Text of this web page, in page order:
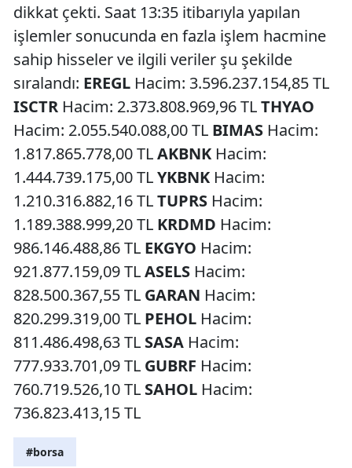
dikkat çekti. Saat 13:35 itibarıyla yapılan
işlemler sonucunda en fazla işlem hacmine
sahip hisseler ve ilgili veriler şu şekilde
sıralandı: EREGL Hacim: 3.596.237.154,85 TL
ISCTR Hacim: 2.373.808.969,96 TLTHYAO
Hacim: 2.055.540.088,00 TL BIMAS Hacim:
1.817.865.778,00 TLAKBNK Hacim:
1.444.739.175,00 TLYKBNK Hacim:
1.210.316.882,16 TLTUPRS Hacim:
1.189.388.999,20 TL KRDMD Hacim:
986.146.488,86 TL EKGYO Hacim:
921.877.159,09 TLASELS Hacim:
828.500.367,55 TL GARAN Hacim:
820.299.319,00 TL PEHOL Hacim:
811.486.498,63 TL SASA Hacim:
777.933.701,09 TL GUBRF Hacim:
760.719.526,10 TL SAHOL Hacim:
736.823.413,15 TL
#borsa